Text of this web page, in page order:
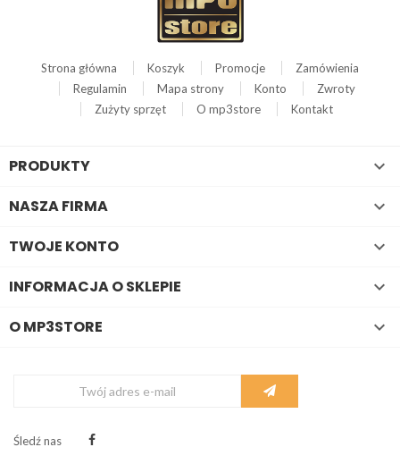
Strona główna Koszyk Promocje
Zamówienia
Regulamin
Mapa strony Konto
Zwroty
Zużyty sprzęt
O mp3store Kontakt
PRODUKTY 
NASZA FIRMA 
TWOJE KONTO 
INFORMACJA O SKLEPIE 
O MP3STORE 
Śledź nas